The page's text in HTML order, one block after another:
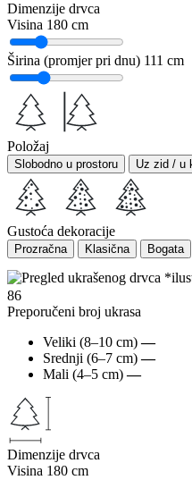
Dimenzije drvca
Visina 180 cm
Širina (promjer pri dnu) 111 cm
Položaj
Slobodno u prostoru Uz zid / u
Gustoća dekoracije
Prozračna Klasična Bogata
86
Preporučeni broj ukrasa
Veliki (8–10 cm) —
Srednji (6–7 cm) —
Mali (4–5 cm) —
Dimenzije drvca
Visina 180 cm